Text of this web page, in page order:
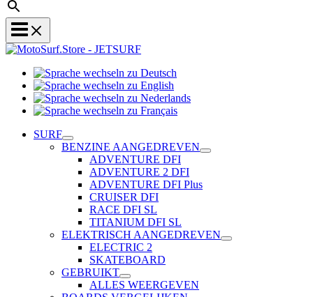
zu
Deutsch
wechseln
zu
Sprache
Sprache
Français
SURF
BENZINE AANGEDREVEN
ADVENTURE DFI
ADVENTURE 2 DFI
ADVENTURE DFI Plus
CRUISER DFI
RACE DFI SL
TITANIUM DFI SL
ELEKTRISCH AANGEDREVEN
ELECTRIC 2
SKATEBOARD
GEBRUIKT
ALLES WEERGEVEN